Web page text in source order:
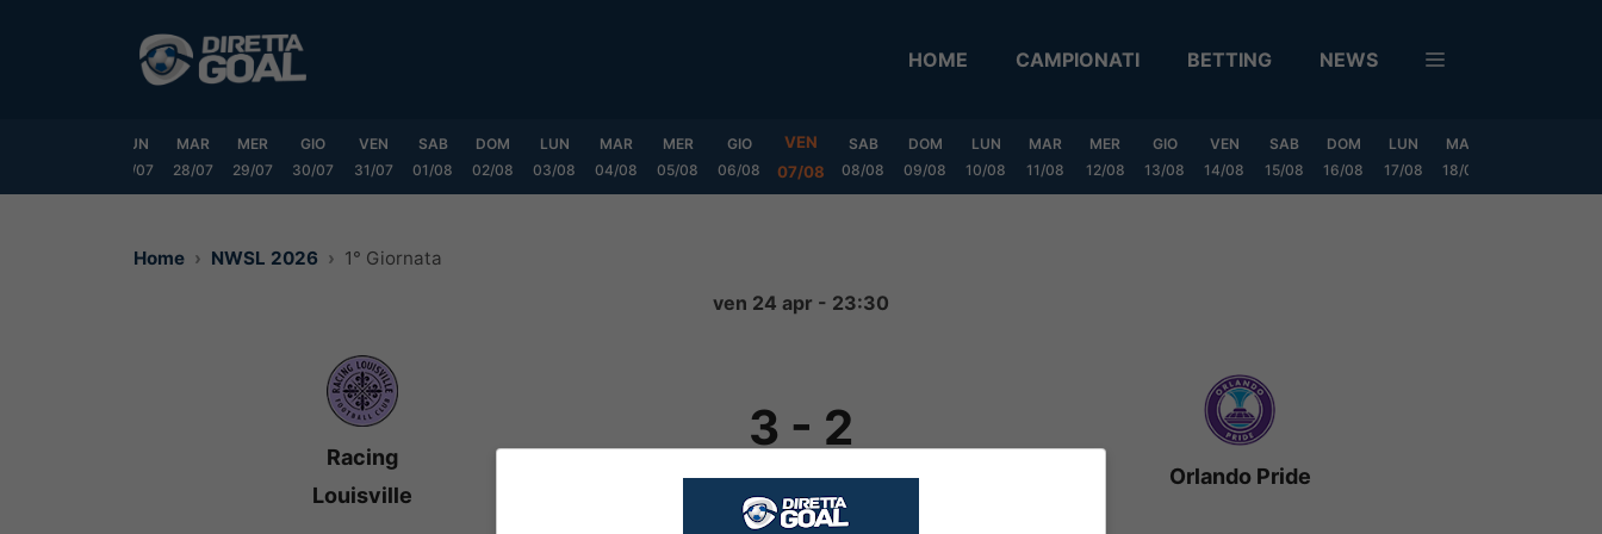
HOME CAMPIONATI BETTING NEWS
LUN
27/07
MAR
28/07
MER
29/07
GIO
30/07
VEN
31/07
SAB
01/08
DOM
02/08
LUN
03/08
MAR
04/08
MER
05/08
GIO
06/08
VEN
07/08
SAB
08/08
DOM
09/08
LUN
10/08
MAR
11/08
MER
12/08
GIO
13/08
VEN
14/08
SAB
15/08
DOM
16/08
LUN
17/08
MAR
18/08
Home NWSL 2026 1° Giornata
ven 24 apr - 23:30
Racing
Louisville
3 - 2
Orlando Pride